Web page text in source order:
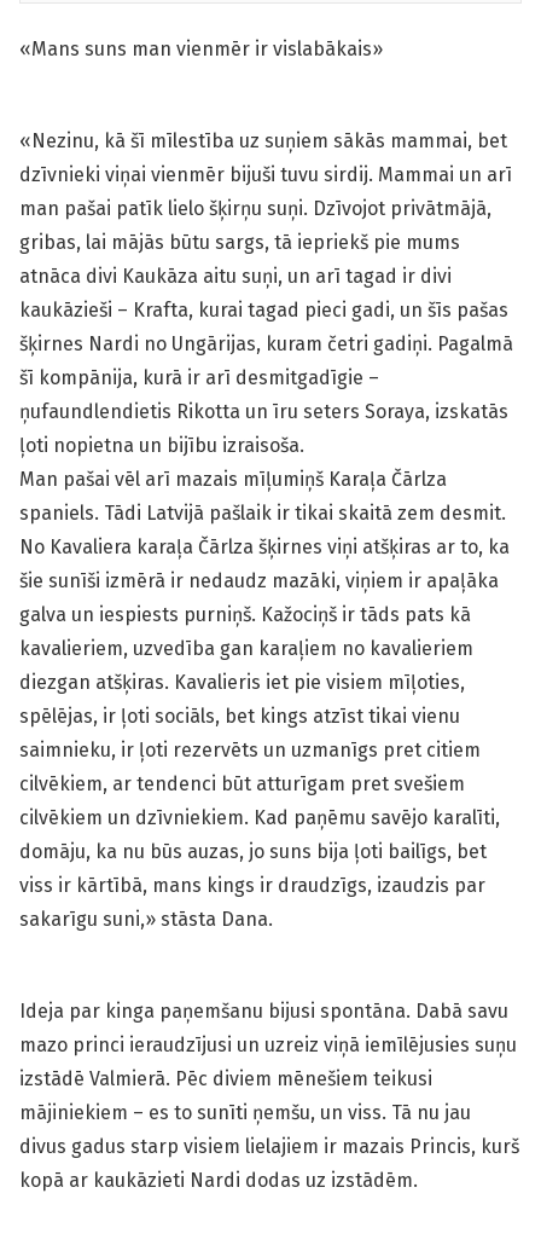
«Mans suns man vienmēr ir vislabākais»
«Nezinu, kā šī mīlestība uz suņiem sākās mammai, bet
dzīvnieki viņai vienmēr bijuši tuvu sirdij. Mammai un arī
man pašai patīk lielo šķirņu suņi. Dzīvojot privātmājā,
gribas, lai mājās būtu sargs, tā iepriekš pie mums
atnāca divi Kaukāza aitu suņi, un arī tagad ir divi
kaukāzieši – Krafta, kurai tagad pieci gadi, un šīs pašas
šķirnes Nardi no Ungārijas, kuram četri gadiņi. Pagalmā
šī kompānija, kurā ir arī desmitgadīgie –
ņufaundlendietis Rikotta un īru seters Soraya, izskatās
ļoti nopietna un bijību izraisoša.
Man pašai vēl arī mazais mīļumiņš Karaļa Čārlza
spaniels. Tādi Latvijā pašlaik ir tikai skaitā zem desmit.
No Kavaliera karaļa Čārlza šķirnes viņi atšķiras ar to, ka
šie sunīši izmērā ir nedaudz mazāki, viņiem ir apaļāka
galva un iespiests purniņš. Kažociņš ir tāds pats kā
kavalieriem, uzvedība gan karaļiem no kavalieriem
diezgan atšķiras. Kavalieris iet pie visiem mīļoties,
spēlējas, ir ļoti sociāls, bet kings atzīst tikai vienu
saimnieku, ir ļoti rezervēts un uzmanīgs pret citiem
cilvēkiem, ar tendenci būt atturīgam pret svešiem
cilvēkiem un dzīvniekiem. Kad paņēmu savējo karalīti,
domāju, ka nu būs auzas, jo suns bija ļoti bailīgs, bet
viss ir kārtībā, mans kings ir draudzīgs, izaudzis par
sakarīgu suni,» stāsta Dana.
Ideja par kinga paņemšanu bijusi spontāna. Dabā savu
mazo princi ieraudzījusi un uzreiz viņā iemīlējusies suņu
izstādē Valmierā. Pēc diviem mēnešiem teikusi
mājiniekiem – es to sunīti ņemšu, un viss. Tā nu jau
divus gadus starp visiem lielajiem ir mazais Princis, kurš
kopā ar kaukāzieti Nardi dodas uz izstādēm.